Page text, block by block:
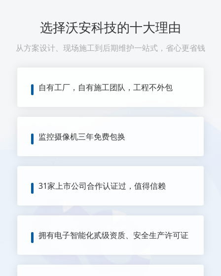
选择沃安科技的十大理由
从方案设计、现场施工到后期维护一站式，省心更省钱
自有工厂，自有施工团队，工程不外包
监控摄像机三年免费包换
31家上市公司合作认证过，值得信赖
拥有电子智能化贰级资质、安全生产许可证